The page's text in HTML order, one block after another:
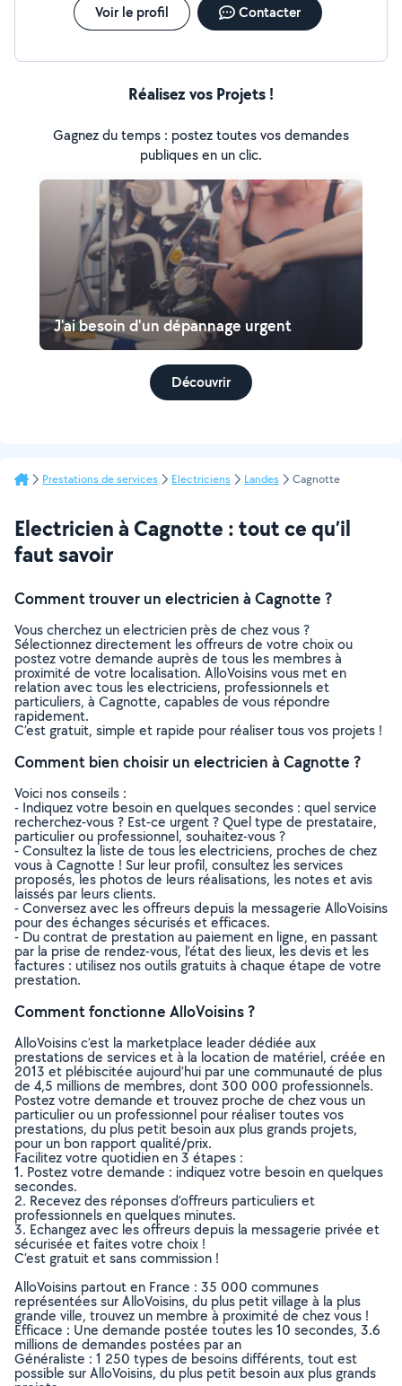
Voir le profil Contacter
Réalisez vos Projets !
Gagnez du temps : postez toutes vos demandes
publiques en un clic.
J'ai besoin d'un dépannage urgent
Découvrir
Prestations de services Electriciens Landes Cagnotte
Electricien à Cagnotte : tout ce qu’il
faut savoir
Comment trouver un electricien à Cagnotte ?
Vous cherchez un electricien près de chez vous ?
Sélectionnez directement les offreurs de votre choix ou
postez votre demande auprès de tous les membres à
proximité de votre localisation. AlloVoisins vous met en
relation avec tous les electriciens, professionnels et
particuliers, à Cagnotte, capables de vous répondre
rapidement.
C’est gratuit, simple et rapide pour réaliser tous vos projets !
Comment bien choisir un electricien à Cagnotte ?
Voici nos conseils :
- Indiquez votre besoin en quelques secondes : quel service
recherchez-vous ? Est-ce urgent ? Quel type de prestataire,
particulier ou professionnel, souhaitez-vous ?
- Consultez la liste de tous les electriciens, proches de chez
vous à Cagnotte ! Sur leur profil, consultez les services
proposés, les photos de leurs réalisations, les notes et avis
laissés par leurs clients.
- Conversez avec les offreurs depuis la messagerie AlloVoisins
pour des échanges sécurisés et efficaces.
- Du contrat de prestation au paiement en ligne, en passant
par la prise de rendez-vous, l’état des lieux, les devis et les
factures : utilisez nos outils gratuits à chaque étape de votre
prestation.
Comment fonctionne AlloVoisins ?
AlloVoisins c’est la marketplace leader dédiée aux
prestations de services et à la location de matériel, créée en
2013 et plébiscitée aujourd’hui par une communauté de plus
de 4,5 millions de membres, dont 300 000 professionnels.
Postez votre demande et trouvez proche de chez vous un
particulier ou un professionnel pour réaliser toutes vos
prestations, du plus petit besoin aux plus grands projets,
pour un bon rapport qualité/prix.
Facilitez votre quotidien en 3 étapes :
1. Postez votre demande : indiquez votre besoin en quelques
secondes.
2. Recevez des réponses d’offreurs particuliers et
professionnels en quelques minutes.
3. Echangez avec les offreurs depuis la messagerie privée et
sécurisée et faites votre choix !
C’est gratuit et sans commission !
AlloVoisins partout en France : 35 000 communes
représentées sur AlloVoisins, du plus petit village à la plus
grande ville, trouvez un membre à proximité de chez vous !
Efficace : Une demande postée toutes les 10 secondes, 3.6
millions de demandes postées par an
Généraliste : 1 250 types de besoins différents, tout est
possible sur AlloVoisins, du plus petit besoin aux plus grands